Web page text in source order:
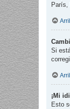
París,
Si
¡Mi
Esto